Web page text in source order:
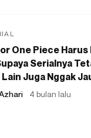
One Piece Harus
Serialnya
Lain Juga Nggak
4 bulan lalu